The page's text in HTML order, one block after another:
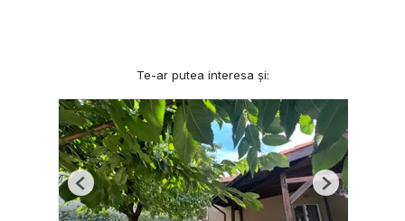
Te-ar putea interesa și:
Previous Next